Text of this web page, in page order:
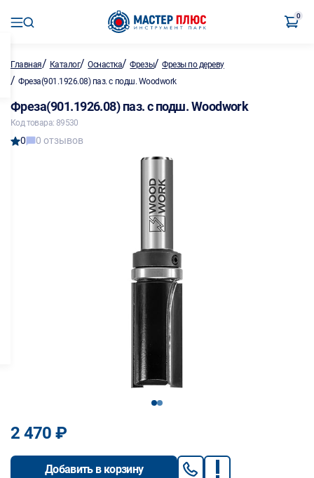
0
Главная/ Каталог/Оснастка/Фрезы/Фрезы по дереву
/ Фреза(901.1926.08) паз. с подш. Woodwork
Фреза(901.1926.08) паз. с подш. Woodwork
Код товара: 89530
0 0 отзывов
12
2 470 ₽
Добавить в корзину